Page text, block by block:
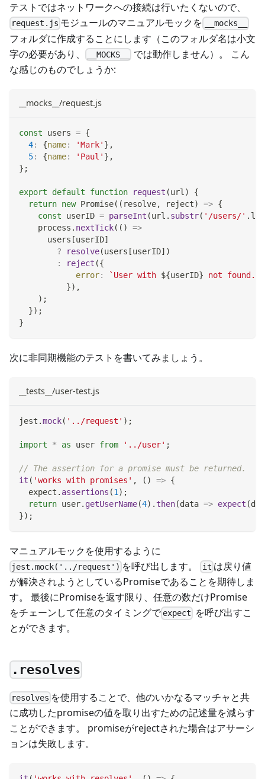
テストではネットワークへの接続は行いたくないので、
request.js モジュールのマニュアルモックを __mocks__
フォルダに作成することにします（このフォルダ名は小文
字の必要があり、
__MOCKS__
では動作しません）。 こん
な感じのものでしょうか:
__mocks__/request.js
const users = {
4: {name: 'Mark' } ,
5: {name: 'Paul' } ,
} ;
export default function request (url )
{
return new Promise( ( resolve, reject) => {
const userID = parseInt (url . substr( '/users/' .
    process
. nextTick( ( )
=>
      users
[userID]
?
resolve(users [userID] )
:
reject ({
error: ` User with ${userID} not found.
}) ,
) ;
}) ;
}
次に非同期機能のテストを書いてみましょう。
__tests__/user-test.js
jest .mock( '../request' ) ;
import * as user from '../user' ;
// The assertion for a promise must be returned.
it ( 'works with promises' , ( ) => {
  expect
. assertions (1 ) ;
return user. getUserName(4) . then(data => expect (
}) ;
マニュアルモックを使用するように
jest.mock('../request') を呼び出します。 it は戻り値
が解決されようとしているPromiseであることを期待しま
す。 最後にPromiseを返す限り、任意の数だけPromise
をチェーンして任意のタイミングで expect
を呼び出すこ
とができます。
.resolves
resolves を使用することで、他のいかなるマッチャと共
に成功したpromiseの値を取り出すための記述量を減らす
ことができます。 promiseがrejectされた場合はアサーシ
ョンは失敗します。